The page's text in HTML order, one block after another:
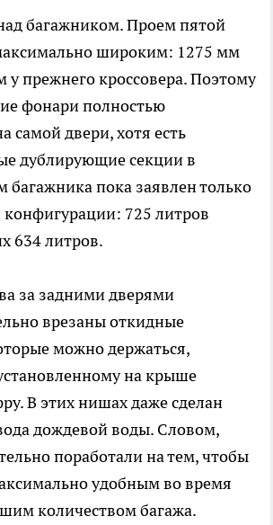
багажником. Проем пятой
широким: 1275 мм
у прежнего кроссовера. Поэтому
фонари полностью
самой двери, хотя есть
дублирующие секции в
багажника пока заявлен только
725 литров
634 литров.
за задними дверями
врезаны откидные
можно держаться,
на крыше
В этих нишах даже сделан
дождевой воды. Словом,
поработали на тем, чтобы
удобным во время
количеством багажа.